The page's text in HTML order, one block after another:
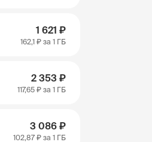
1 621 ₽
162,1 ₽ за 1 ГБ
2 353 ₽
117,65 ₽ за 1 ГБ
3 086 ₽
102,87 ₽ за 1 ГБ